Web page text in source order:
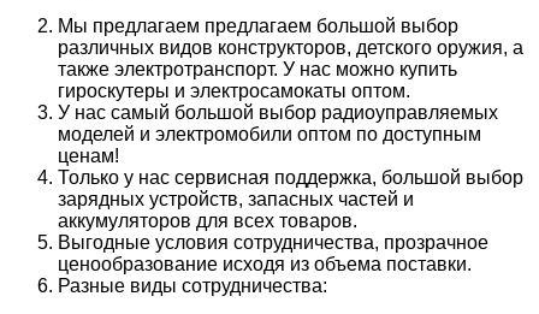
Мы предлагаем предлагаем большой выбор
различных видов конструкторов, детского оружия, а
также электротранспорт. У нас можно купить
гироскутеры и электросамокаты оптом.
У нас самый большой выбор радиоуправляемых
моделей и электромобили оптом по доступным
ценам!
Только у нас сервисная поддержка, большой выбор
зарядных устройств, запасных частей и
аккумуляторов для всех товаров.
Выгодные условия сотрудничества, прозрачное
ценообразование исходя из объема поставки.
Разные виды сотрудничества: